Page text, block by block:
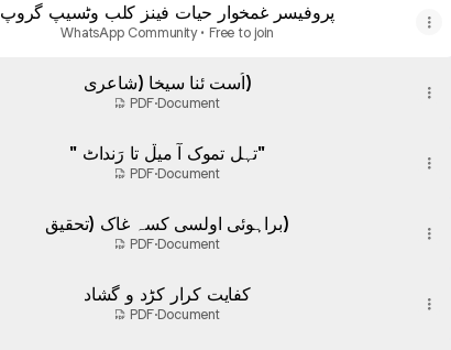
پروفیسر غمخوار حیات فینز کلب وٹسیپ گروپ
WhatsApp Community • Free to join
اُست ئنا سیخا (شاعری)
PDF·Document
" تہل تموک آ میڷ تا رَنداٹ"
PDF·Document
براہوئی اولسی کسہ غاک (تحقیق)
PDF·Document
کفایت کرار کڑد و گشاد
PDF·Document